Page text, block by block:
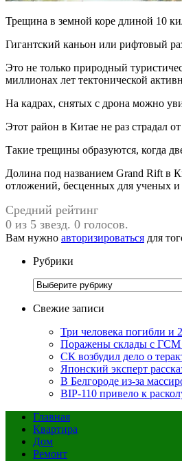
Трещина в земной коре длиной 10
Гигантский каньон или рифтовый
Это не только природный
миллионах лет тектонической
На кадрах, снятых с дрона можно
Этот район в Китае не раз страдал
Такие трещины образуются, когда
Долина под названием Grand Rift в
отложений, бесценных для ученых и
Средний рейтинг
0 из 5 звезд. 0 голосов.
Вам нужно авторизироваться для
Рубрики
Рубрики
Свежие записи
Три человека погибли и
Поражены склады с ГСМ
СК возбудил дело о
Японский эксперт
В Белгороде из-за
BIP-110 привело к
Главная
Квартира
Дом
Ремонт